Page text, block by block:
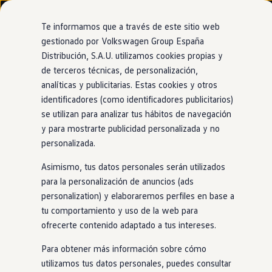
Ir
directamente
al contenido
Ir
directamente
al pie de
página
Nuevo ID. Cross
Vehículos Comerciales
Compra y ofertas
Volkswagen nuevo en stock
Volkswagen de ocasión
Financiación
My Renting
My Way
Seguros
Empresas
Autoescuelas
Eléctricos e híbridos
Más sobre híbridos
Plan Auto +
Etiquetas DGT
Simulador de autonomía, carga y ahorro
Carga y autonomía
Soluciones de carga
Tarifas de carga
Carga en casa
Modos de carga
Information
Un plus de garantíapara
coche
Los Neumáticos+ se desarrollan y prueban encolaboración
con los principales fabricantes de neumáticos,
especialmente para los modelos Volkswagen, para mejorar
notablemente la calidad, la comodidad, el rendimiento y la
eficiencia. Los neumáticos del fabricante pueden
Te informamos que a través de este sitio web
gestionado por Volkswagen Group España
Distribución, S.A.U. utilizamos cookies propias y
de terceros técnicas, de personalización,
analíticas y publicitarias. Estas cookies y otros
identificadores (como identificadores publicitarios)
se utilizan para analizar tus hábitos de navegación
y para mostrarte publicidad personalizada y no
personalizada.
Asimismo, tus datos personales serán utilizados
para la personalización de anuncios (ads
personalization) y elaboraremos perfiles en base a
tu comportamiento y uso de la web para
ofrecerte contenido adaptado a tus intereses.
Para obtener más información sobre cómo
utilizamos tus datos personales, puedes consultar